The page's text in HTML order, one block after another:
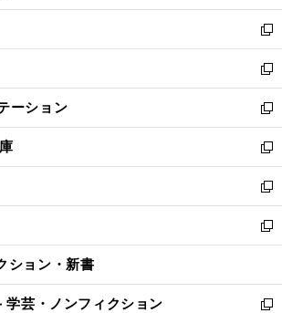
開
く
ウ
で
開
く
ン
ド
ウ
で
開
く
新
し
い
ウ
ィ
ン
ド
ウ
で
開
く
新
し
い
ウ
ィ
ン
ド
ウ
で
開
ーション
新
し
い
ウ
ィ
ン
ド
ウ
開
く
新
し
い
ウ
ィ
ン
ウ
で
新
し
い
ウ
ン
ド
新
し
ウ
ィ
ション・新書
学芸・ノンフィクション
新